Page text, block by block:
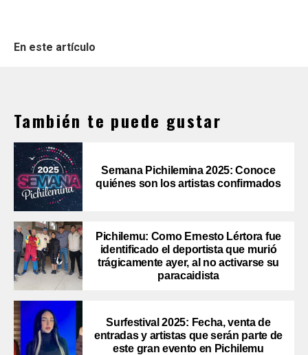
En este artículo
También te puede gustar
Semana Pichilemina 2025: Conoce
quiénes son los artistas confirmados
Pichilemu: Como Ernesto Lértora fue
identificado el deportista que murió
trágicamente ayer, al no activarse su
paracaidista
Surfestival 2025: Fecha, venta de
entradas y artistas que serán parte de
este gran evento en Pichilemu